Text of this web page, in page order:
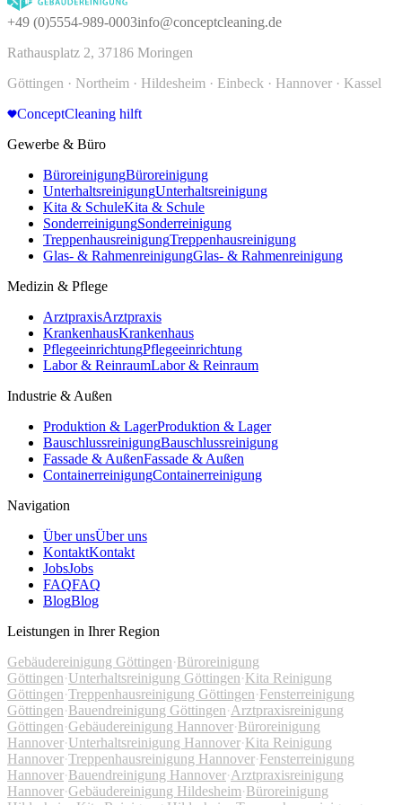
+49 (0)5554-989-0003info@conceptcleaning.de
Rathausplatz 2, 37186 Moringen
Göttingen · Northeim · Hildesheim · Einbeck · Hannover · Kassel
ConceptCleaning hilft
Gewerbe & Büro
BüroreinigungBüroreinigung
UnterhaltsreinigungUnterhaltsreinigung
Kita & SchuleKita & Schule
SonderreinigungSonderreinigung
TreppenhausreinigungTreppenhausreinigung
Glas- & RahmenreinigungGlas- & Rahmenreinigung
Medizin & Pflege
ArztpraxisArztpraxis
KrankenhausKrankenhaus
PflegeeinrichtungPflegeeinrichtung
Labor & ReinraumLabor & Reinraum
Industrie & Außen
Produktion & LagerProduktion & Lager
BauschlussreinigungBauschlussreinigung
Fassade & AußenFassade & Außen
ContainerreinigungContainerreinigung
Navigation
Über unsÜber uns
KontaktKontakt
JobsJobs
FAQFAQ
BlogBlog
Leistungen in Ihrer Region
Gebäudereinigung Göttingen·Büroreinigung
Göttingen·Unterhaltsreinigung Göttingen·Kita Reinigung
Göttingen·Treppenhausreinigung Göttingen·Fensterreinigung
Göttingen·Bauendreinigung Göttingen·Arztpraxisreinigung
Göttingen·Gebäudereinigung Hannover·Büroreinigung
Hannover·Unterhaltsreinigung Hannover·Kita Reinigung
Hannover·Treppenhausreinigung Hannover·Fensterreinigung
Hannover·Bauendreinigung Hannover·Arztpraxisreinigung
Hannover·Gebäudereinigung Hildesheim·Büroreinigung